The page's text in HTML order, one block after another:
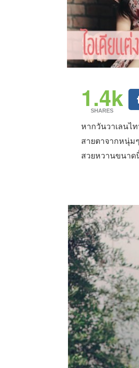
1.4k
SHARES
หากวันวาเลนไ
สายตาจากหนุ่ม
สวยหวานขนาด